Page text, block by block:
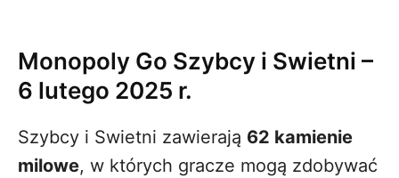
Monopoly Go Szybcy i Swietni –
6 lutego 2025 r.
Szybcy i Swietni zawierają 62 kamienie
milowe, w których gracze mogą zdobywać